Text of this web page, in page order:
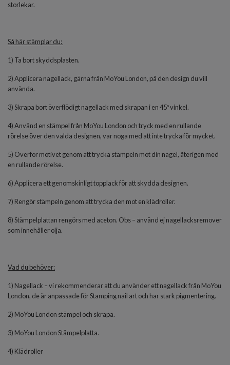
storlekar.
Så här stämplar du:
1) Ta bort skyddsplasten.
2) Applicera nagellack, gärna från MoYou London, på den design du vill
använda.
3) Skrapa bort överflödigt nagellack med skrapan i en 45º vinkel.
4) Använd en stämpel från MoYou London och tryck med en rullande
rörelse över den valda designen, var noga med att inte trycka för mycket.
5) Överför motivet genom att trycka stämpeln mot din nagel, återigen med
en rullande rörelse.
6) Applicera ett genomskinligt topplack för att skydda designen.
7) Rengör stämpeln genom att trycka den mot en klädroller.
8) Stämpelplattan rengörs med aceton. Obs – använd ej nagellacksremover
som innehåller olja.
Vad du behöver:
1) Nagellack – vi rekommenderar att du använder ett nagellack från MoYou
London, de är anpassade för Stamping nail art och har stark pigmentering.
2) MoYou London stämpel och skrapa.
3) MoYou London Stämpelplatta.
4) Klädroller